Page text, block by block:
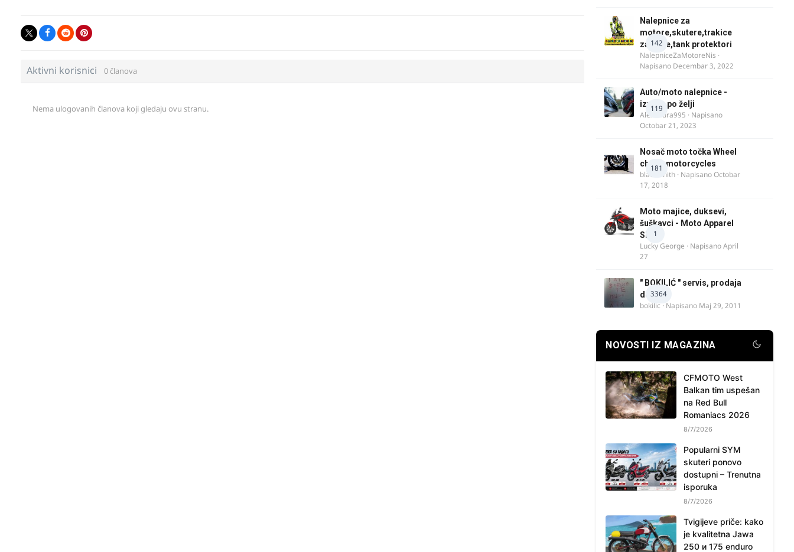
Aktivni korisnici 0 članova
Nema ulogovanih članova koji gledaju ovu stranu.
142
Nalepnice za
motore,skutere,trakice
za felne,tank protektori
NalepniceZaMotoreNis ·
Napisano Decembar 3, 2022
119
Auto/moto nalepnice -
izrada po želji
Alexandra995 · Napisano
Octobar 21, 2023
181
Nosač moto točka Wheel
chock motorcycles
blacksmith · NapisanoOctobar
17, 2018
1
Moto majice, duksevi,
šuškavci - Moto Apparel
SRB
Lucky George · NapisanoApril
27
3364
" BOKILIĆ " servis, prodaja
delova
bokilic · Napisano Maj 29, 2011
NOVOSTI IZ MAGAZINA
CFMOTO West
Balkan tim uspešan
na Red Bull
Romaniacs 2026
8/7/2026
Popularni SYM
skuteri ponovo
dostupni – Trenutna
isporuka
8/7/2026
Tvigijeve priče: kako
je kvalitetna Jawa
250 и 175 enduro